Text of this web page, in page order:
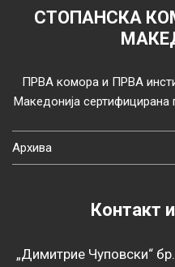
СТОПАНСКА
ПРВА комора и ПРВА
Македонија
Архива
Контакт
„Димитрие Чуповски“